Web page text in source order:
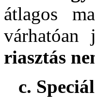
átlagos
riasztás
c.